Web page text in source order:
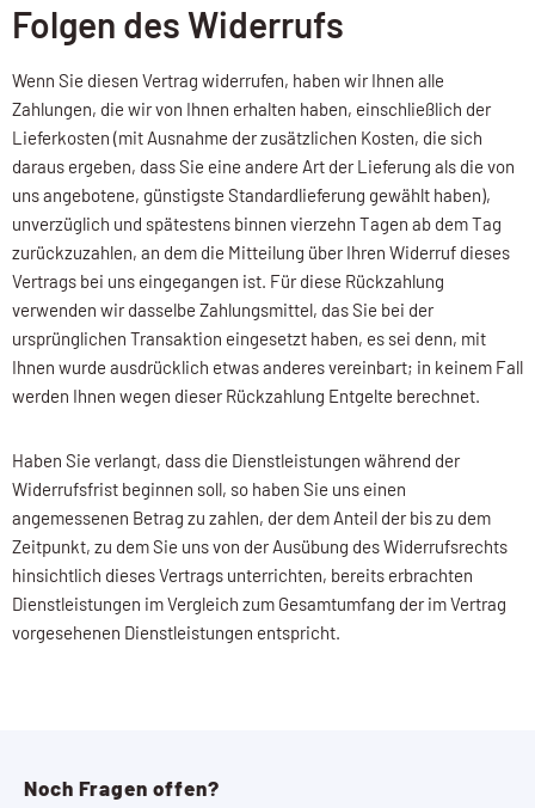
Folgen des Widerrufs
Wenn Sie diesen Vertrag widerrufen, haben wir Ihnen alle
Zahlungen, die wir von Ihnen erhalten haben, einschließlich der
Lieferkosten (mit Ausnahme der zusätzlichen Kosten, die sich
daraus ergeben, dass Sie eine andere Art der Lieferung als die von
uns angebotene, günstigste Standardlieferung gewählt haben),
unverzüglich und spätestens binnen vierzehn Tagen ab dem Tag
zurückzuzahlen, an dem die Mitteilung über Ihren Widerruf dieses
Vertrags bei uns eingegangen ist. Für diese Rückzahlung
verwenden wir dasselbe Zahlungsmittel, das Sie bei der
ursprünglichen Transaktion eingesetzt haben, es sei denn, mit
Ihnen wurde ausdrücklich etwas anderes vereinbart; in keinem Fall
werden Ihnen wegen dieser Rückzahlung Entgelte berechnet.
Haben Sie verlangt, dass die Dienstleistungen während der
Widerrufsfrist beginnen soll, so haben Sie uns einen
angemessenen Betrag zu zahlen, der dem Anteil der bis zu dem
Zeitpunkt, zu dem Sie uns von der Ausübung des Widerrufsrechts
hinsichtlich dieses Vertrags unterrichten, bereits erbrachten
Dienstleistungen im Vergleich zum Gesamtumfang der im Vertrag
vorgesehenen Dienstleistungen entspricht.
Noch Fragen offen?